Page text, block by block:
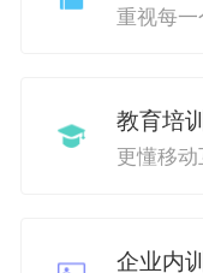
重视每
教育培
更懂移
企业内